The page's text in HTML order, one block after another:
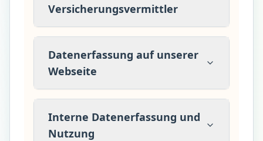
Versicherungsvermittler
Datenerfassung auf unserer
Webseite
Interne Datenerfassung und
Nutzung